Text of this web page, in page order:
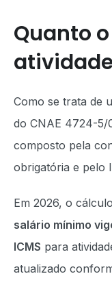
Quanto
Como se trata de
do CNAE 4724-5/
composto pela
obrigatória e pelo
Em 2026, o
salário mínimo
ICMS para
atualizado